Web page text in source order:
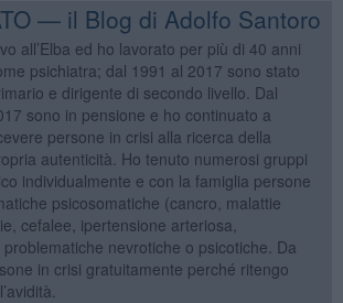
— il Blog di Adolfo Santoro
all’Elba ed ho lavorato per più di 40 anni
psichiatra; dal 1991 al 2017 sono stato
e dirigente di secondo livello. Dal
sono in pensione e ho continuato a
persone in crisi alla ricerca della
autenticità. Ho tenuto numerosi gruppi
individualmente e con la famiglia persone
psicosomatiche (cancro, malattie
cefalee, ipertensione arteriosa,
nevrotiche o psicotiche. Da
in crisi gratuitamente perché ritengo